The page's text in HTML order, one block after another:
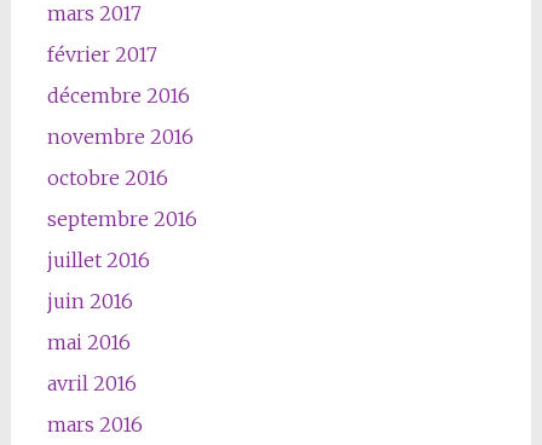
mars 2017
février 2017
décembre 2016
novembre 2016
octobre 2016
septembre 2016
juillet 2016
juin 2016
mai 2016
avril 2016
mars 2016